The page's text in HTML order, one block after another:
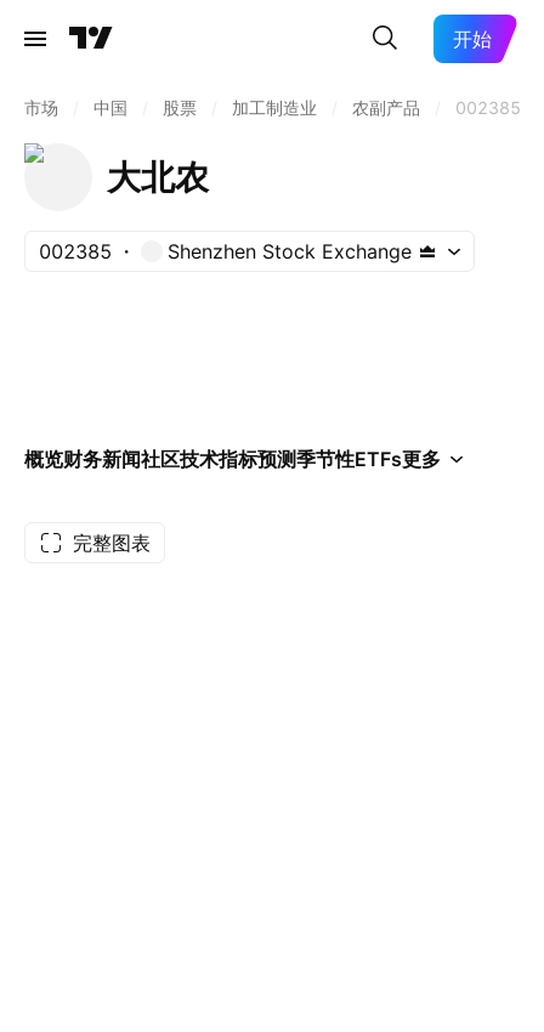
开始
市场 中国 股票 加工制造业 农副产品 002385
大北农
002385 Shenzhen Stock Exchange
概览财务新闻社区技术指标预测季节性ETFs更多
完整图表